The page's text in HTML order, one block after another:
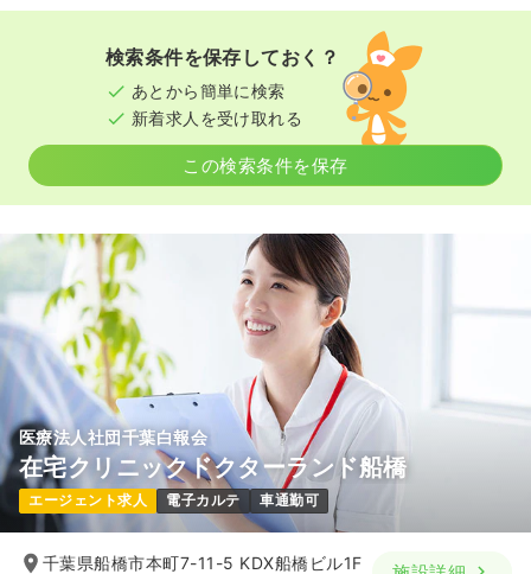
給与 お問い合わせください
日祝休み
第二新卒可
気になる 詳細を見る
日勤のみ（常勤）
給与 22.7万円 賞与80.0万円
※経験5年の例
時間 8:30～17:00
土日休み
オンコールあり ブランク可
第二新卒可
月給26万円以上可
気になる 詳細を見る
検診・健診保健師
8:30～17:30 （休憩60分）
日祝休み
年間休日120日 4週8休以上
ブランク可
第二新卒可
月給31万円以上可
気になる 詳細を見る
日勤のみ（パート）
給与 時給1,480〜1,680円
時間 8:30～17:30
（休憩60分）
日祝休み
ブランク可 第二新卒可 時給1,600円以上可
気になる 詳細を見る
オペ室(手術室)正・准看護師
日勤のみ（常勤）
検索条件を保存しておく？
あとから簡単に検索
新着求人を受け取れる
この検索条件を保存
医療法人社団千葉白報会
在宅クリニックドクターランド船橋
エージェント求人 電子カルテ 車通勤可
千葉県船橋市本町7-11-5 KDX船橋ビル1F